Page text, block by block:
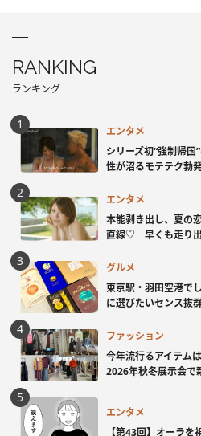
RANKING
ランキング
エンタメ
シリーズ初“強制帰
性が沼るモテテク勃
エンタメ
本能剥き出し、夏の
直線♡ 早くも走り
グルメ
東京駅・羽田空港で
に選びたいセンス抜
ファッション
今年流行るアイテム
2026年秋冬展示会で
エンタメ
【第43回】オーラを